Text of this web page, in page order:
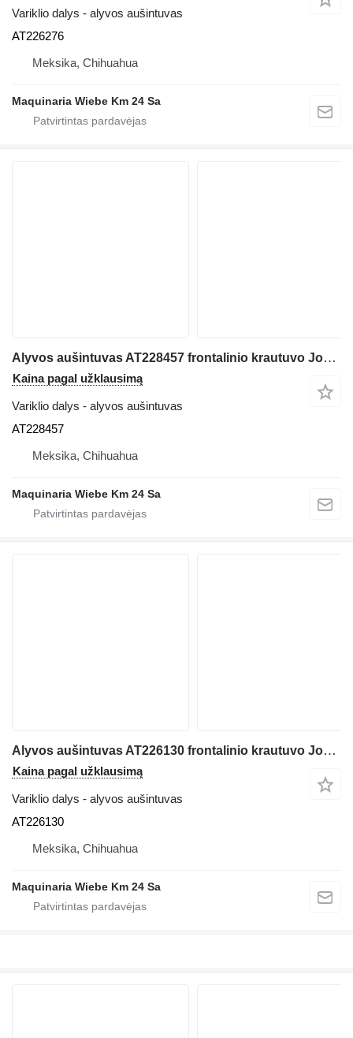
Variklio dalys - alyvos aušintuvas
AT226276
Meksika, Chihuahua
Maquinaria Wiebe Km 24 Sa
Alyvos aušintuvas AT228457 frontalinio krautuvo John Deere 544J
Kaina pagal užklausimą
Variklio dalys - alyvos aušintuvas
AT228457
Meksika, Chihuahua
Maquinaria Wiebe Km 24 Sa
Alyvos aušintuvas AT226130 frontalinio krautuvo John Deere 544J
Kaina pagal užklausimą
Variklio dalys - alyvos aušintuvas
AT226130
Meksika, Chihuahua
Maquinaria Wiebe Km 24 Sa